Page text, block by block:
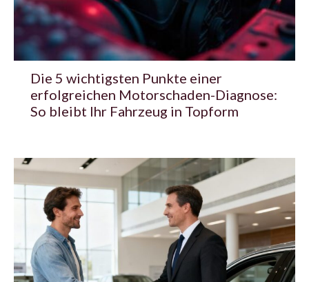
Die 5 wichtigsten Punkte einer
erfolgreichen Motorschaden-Diagnose:
So bleibt Ihr Fahrzeug in Topform